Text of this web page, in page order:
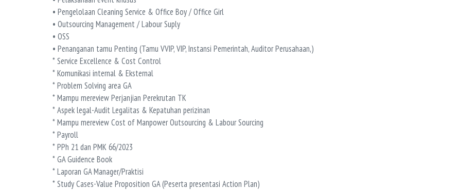
• Pengelolaan Cleaning Service & Office Boy / Office Girl
• Outsourcing Management / Labour Suply
• OSS
• Penanganan tamu Penting (Tamu VVIP, VIP, Instansi Pemerintah, Auditor Perusahaan,)
* Service Excellence & Cost Control
* Komunikasi internal & Eksternal
* Problem Solving area GA
* Mampu mereview Perjanjian Perekrutan TK
* Aspek legal-Audit Legalitas & Kepatuhan perizinan
* Mampu mereview Cost of Manpower Outsourcing & Labour Sourcing
* Payroll
* PPh 21 dan PMK 66/2023
* GA Guidence Book
* Laporan GA Manager/Praktisi
* Study Cases-Value Proposition GA (Peserta presentasi Action Plan)